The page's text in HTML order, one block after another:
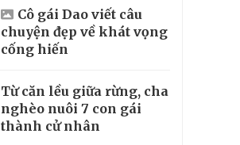
Cô gái Dao viết câu
chuyện đẹp về khát vọng
cống hiến
Từ căn lều giữa rừng, cha
nghèo nuôi 7 con gái
thành cử nhân